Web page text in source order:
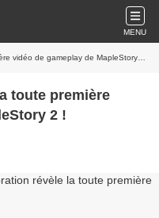
MENU
toute première